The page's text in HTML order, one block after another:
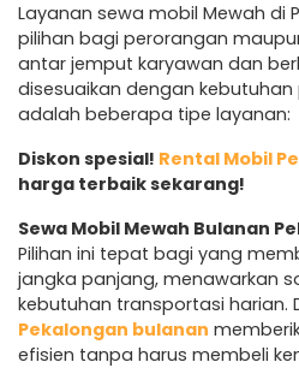
Layanan sewa mobil Mewah di
pilihan bagi perorangan
antar jemput karyawan dan
disesuaikan dengan kebutuhan
adalah beberapa tipe layanan:
Diskon spesial! Rental Mobil
harga terbaik sekarang!
Sewa Mobil Mewah Bulanan
Pilihan ini tepat bagi yang
jangka panjang, menawarkan
kebutuhan transportasi harian.
Pekalongan bulanan
efisien tanpa harus membeli